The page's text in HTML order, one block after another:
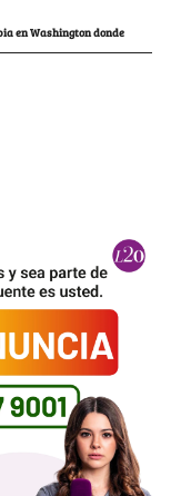
en Washington donde